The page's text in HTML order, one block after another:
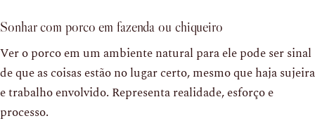
Sonhar com porco em fazenda ou chiqueiro
Ver o porco em um ambiente natural para ele pode ser sinal
de que as coisas estão no lugar certo, mesmo que haja sujeira
e trabalho envolvido. Representa realidade, esforço e
processo.